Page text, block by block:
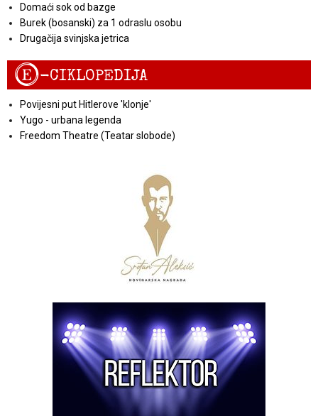
Domaći sok od bazge
Burek (bosanski) za 1 odraslu osobu
Drugačija svinjska jetrica
E-CIKLOPEDIJA
Povijesni put Hitlerove 'klonje'
Yugo - urbana legenda
Freedom Theatre (Teatar slobode)